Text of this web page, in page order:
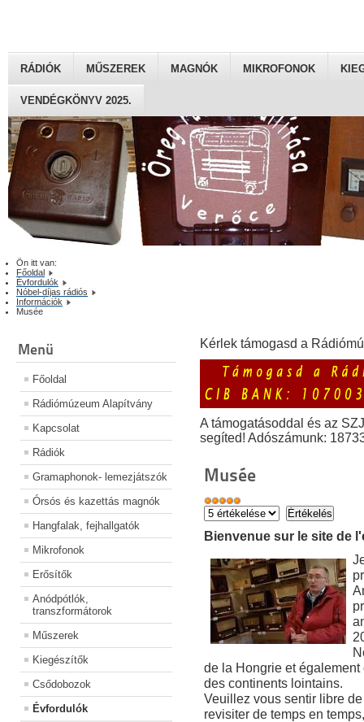
RÁDIÓK MŰSZEREK MAGNÓK MIKROFONOK
VENDÉGKÖNYV 2025.
Ön itt van:
Főoldal
Évfordulók
Nóbel-díjas rádiós
Információk
Musée
Menü
Főoldal
Rádiómúzeum Alapítvány
Kapcsolat
Rádiók
Gramaphonok- lemezjátszók
Órsós és kazettás magnók
Hangfalak, fejhallgatók
Mikrofonok
Erősítők
Anódpótlók,
transzformátorok
Műszerek
Kiegészítők
Csődobozok
Évfordulók
Kérlek támogasd a
A támogatásoddal és az
segíted! Adószámunk:
Musée
Bienvenue sur le site de
de la Hongrie et également
des continents lointains.
Veuillez vous sentir libre
revisiter de temps en